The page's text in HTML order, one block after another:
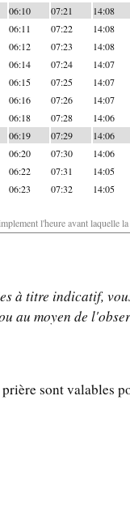
06:10 07:21 14:08
06:11 07:22 14:08
06:12 07:23 14:08
06:14 07:24 14:07
06:15 07:25 14:07
06:16 07:26 14:07
06:18 07:28 14:06
06:19 07:29 14:06
06:20 07:30 14:06
06:22 07:31 14:05
06:23 07:32 14:05
l'heure avant laquelle
à titre indicatif,
au moyen de
sont valables